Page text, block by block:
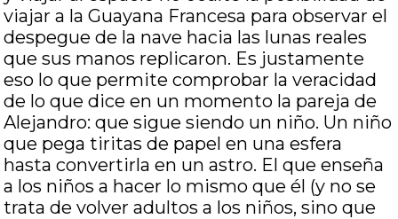
viajar a la Guayana Francesa para observar el
despegue de la nave hacia las lunas reales
que sus manos replicaron. Es justamente
eso lo que permite comprobar la veracidad
de lo que dice en un momento la pareja de
Alejandro: que sigue siendo un niño. Un niño
que pega tiritas de papel en una esfera
hasta convertirla en un astro. El que enseña
a los niños a hacer lo mismo que él (y no se
trata de volver adultos a los niños, sino que